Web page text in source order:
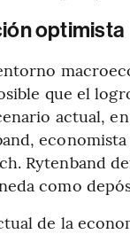
optimista
que el
actual,
economista
Rytenband
como
de la